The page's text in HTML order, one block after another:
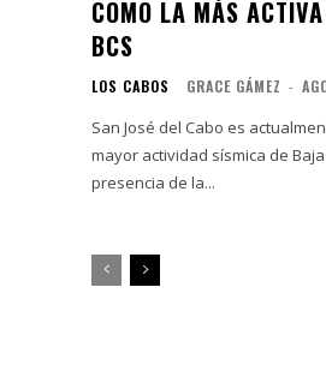
COMO LA MÁS
BCS
LOS CABOS GRACE GÁMEZ -
San José del Cabo es
mayor actividad sísmica de
presencia de la...